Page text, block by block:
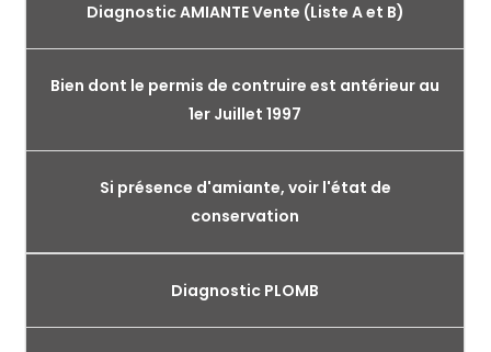
Diagnostic AMIANTE Vente (Liste A et B)
Bien dont le permis de contruire est antérieur au
1er Juillet 1997
Si présence d'amiante, voir l'état de
conservation
Diagnostic PLOMB